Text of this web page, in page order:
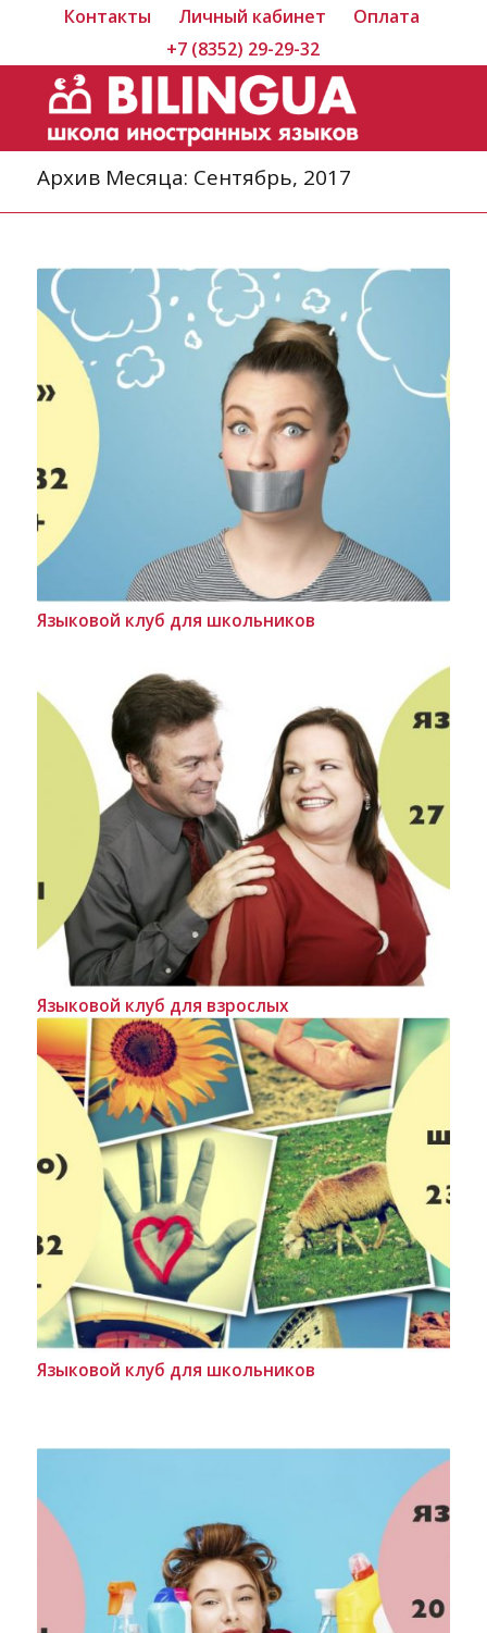
Контакты Личный кабинет
Оплата
+7 (8352) 29-29-32
Архив Месяца: Сентябрь, 2017
Языковой клуб для школьников
Языковой клуб для взрослых
Языковой клуб для школьников